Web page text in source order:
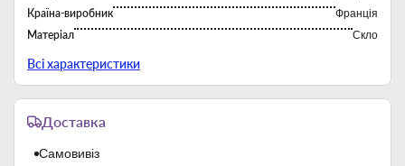
Країна-виробник
Франція
Матеріал
Скло
Можна мити в посудомийній машині
Серія
Champagne&Cocktail Nick&Nora
Тип
Всі характеристики
Доставка
Самовивіз